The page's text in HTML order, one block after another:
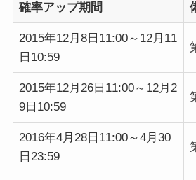
確率アップ期間
2015年12月8日11:00～12月11
日10:59
2015年12月26日11:00～12月2
9日10:59
2016年4月28日11:00～4月30
日23:59